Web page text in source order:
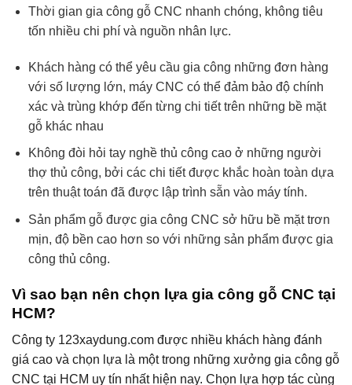
Thời gian gia công gỗ CNC nhanh chóng, không tiêu
tốn nhiều chi phí và nguồn nhân lực.
Khách hàng có thể yêu cầu gia công những đơn hàng
với số lượng lớn, máy CNC có thể đảm bảo độ chính
xác và trùng khớp đến từng chi tiết trên những bề mặt
gỗ khác nhau
Không đòi hỏi tay nghề thủ công cao ở những người
thợ thủ công, bởi các chi tiết được khắc hoàn toàn dựa
trên thuật toán đã được lập trình sẵn vào máy tính.
Sản phẩm gỗ được gia công CNC sở hữu bề mặt trơn
mịn, độ bền cao hơn so với những sản phẩm được gia
công thủ công.
Vì sao bạn nên chọn lựa gia công gỗ CNC tại
HCM?
Công ty 123xaydung.com được nhiều khách hàng đánh
giá cao và chọn lựa là một trong những xưởng gia công gỗ
CNC tại HCM uy tín nhất hiện nay. Chọn lựa hợp tác cùng